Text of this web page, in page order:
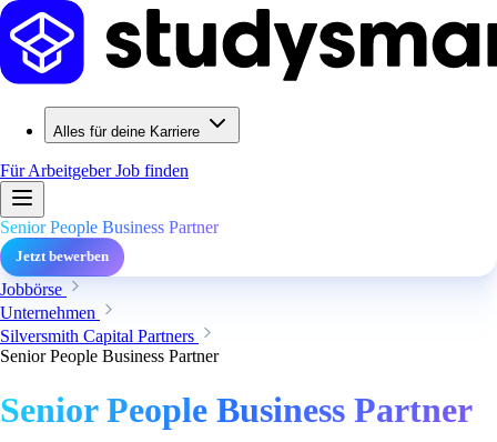
Alles für deine Karriere
Für ArbeitgeberJob finden
Senior People Business Partner
Jetzt bewerben
Jobbörse
Unternehmen
Silversmith Capital Partners
Senior People Business Partner
Senior People Business Partner